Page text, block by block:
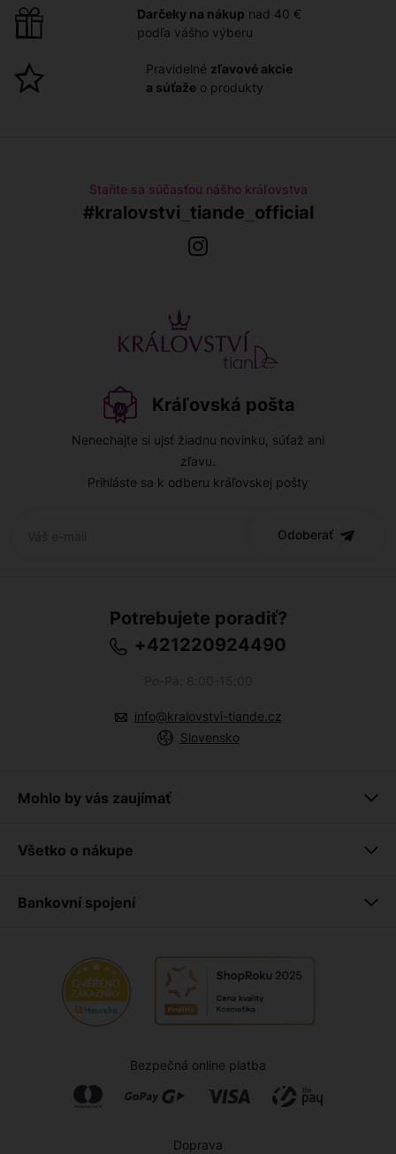
Zázvorový nápoj
Zubná pasta Sanchi so
zeleným čajom a
Sanchi
Darčeky na nákup nad 40 €
podľa vášho výberu
Pravidelné zľavové akcie
a súťaže o produkty
Staňte sa súčasťou nášho kráľovstva
#kralovstvi_tiande_official
Kráľovská pošta
Nenechajte si ujsť žiadnu novinku, súťaž ani
zľavu.
Prihláste sa k odberu kráľovskej pošty
Odoberať
Potrebujete poradiť?
+421220924490
info@kralovstvi-tiande.cz
Slovensko
Bezpečná online platba
Doprava
Mohlo by vás zaujímať
Všetko o nákupe
Bankovní spojení